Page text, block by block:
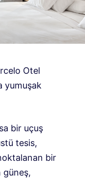
Otel
yumuşak
bir uçuş
tesis,
bir
güneş,